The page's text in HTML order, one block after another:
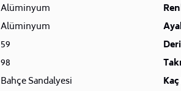
Alüminyum
Alüminyum
59
98
Bahçe Sandalyesi